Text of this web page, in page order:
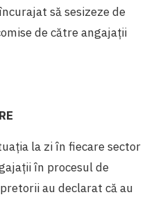
să sesizeze de
de către angajații
la zi în fiecare sector
în procesul de
au declarat că au